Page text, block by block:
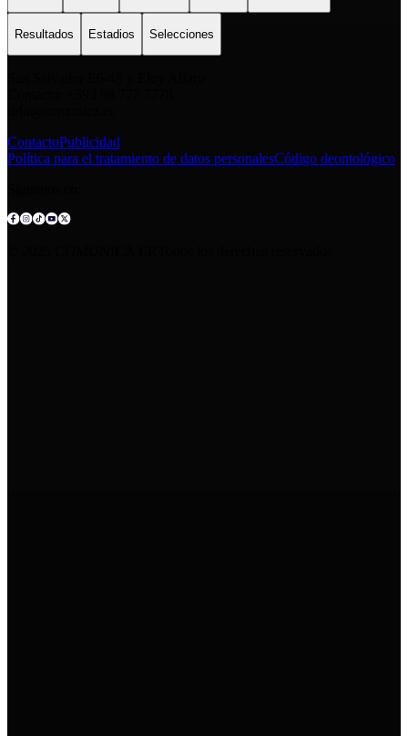
Resultados Estadios Selecciones
ContactoPublicidad
Política para el tratamiento de datos personalesCódigo deontológico